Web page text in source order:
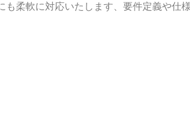
柔軟に対応いたします、要件定義や仕